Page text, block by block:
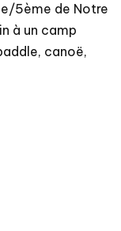
5ème de Notre
à un camp
canoë,